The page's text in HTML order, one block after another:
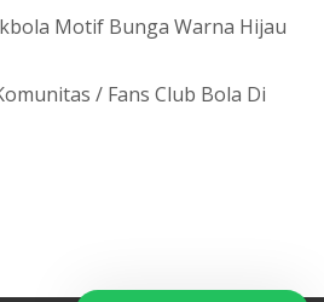
Motif Bunga Warna Hijau
/ Fans Club Bola Di